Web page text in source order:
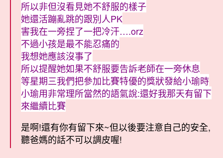
所以非但沒看見她不舒服的樣子
她還活蹦亂跳的跟別人PK
害我在一旁捏了一把冷汗….orz
不過小孩是最不能忍痛的
我想她應該沒事了
所以提醒她如果不舒服要告訴老師在一旁休息
等星期三我們把參加比賽特優的獎狀發給小瑜時
小瑜用非常理所當然的語氣說:還好我那天有留下
來繼續比賽
是啊!還有你有留下來~但以後要注意自己的安全,
聽爸媽的話不可以調皮喔!